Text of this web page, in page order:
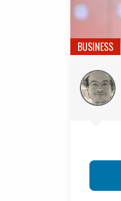
BUSINESS